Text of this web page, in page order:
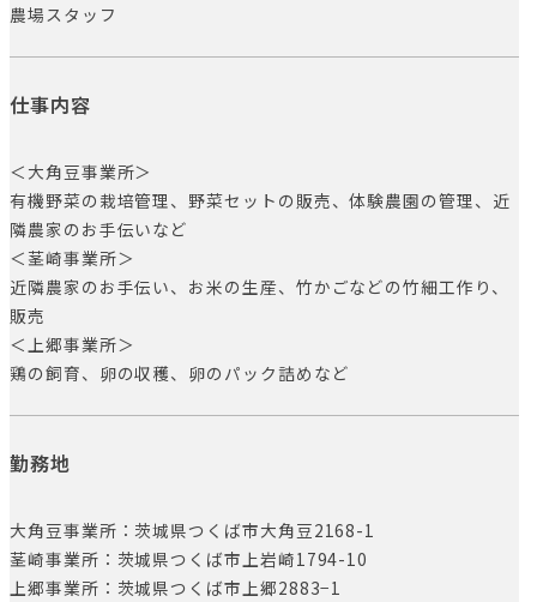
農場スタッフ
仕事内容
＜大角豆事業所＞
有機野菜の栽培管理、野菜セットの販売、体験農園の管理、近
隣農家のお手伝いなど
＜茎崎事業所＞
近隣農家のお手伝い、お米の生産、竹かごなどの竹細工作り、
販売
＜上郷事業所＞
鶏の飼育、卵の収穫、卵のパック詰めなど
勤務地
大角豆事業所：茨城県つくば市大角豆2168-1
茎崎事業所：茨城県つくば市上岩崎1794-10
上郷事業所：茨城県つくば市上郷2883−1